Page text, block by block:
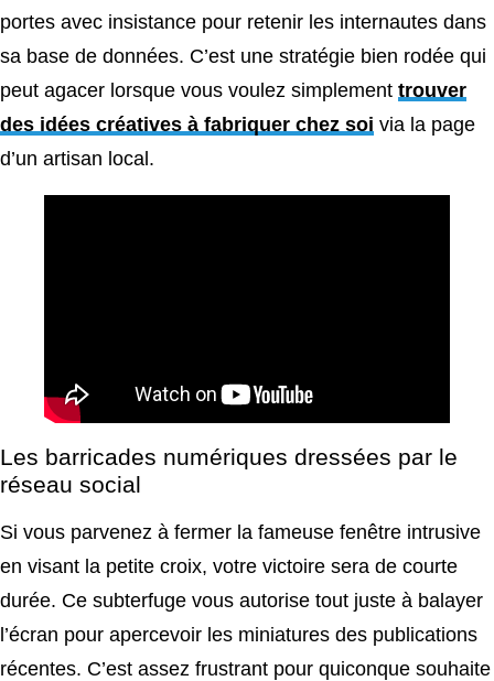
portes avec insistance pour retenir les internautes dans
sa base de données. C’est une stratégie bien rodée qui
peut agacer lorsque vous voulez simplement trouver
des idées créatives à fabriquer chez soi via la page
d’un artisan local.
Les barricades numériques dressées par le
réseau social
Si vous parvenez à fermer la fameuse fenêtre intrusive
en visant la petite croix, votre victoire sera de courte
durée. Ce subterfuge vous autorise tout juste à balayer
l’écran pour apercevoir les miniatures des publications
récentes. C’est assez frustrant pour quiconque souhaite